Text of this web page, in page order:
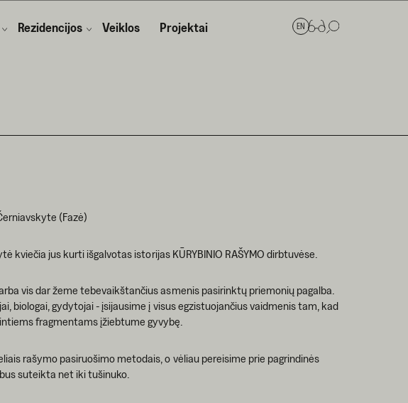
Rezidencijos Veiklos Projektai EN
(Fazė)
kviečia jus kurti išgalvotas istorijas KŪRYBINIO RAŠYMO dirbtuvėse.
vis dar žeme tebevaikštančius asmenis pasirinktų priemonių pagalba.
biologai, gydytojai - įsijausime į visus egzistuojančius vaidmenis tam, kad
fragmentams įžiebtume gyvybę.
rašymo pasiruošimo metodais, o vėliau pereisime prie pagrindinės
suteikta net iki tušinuko.